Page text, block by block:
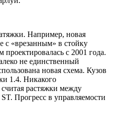
Например, новая
с «врезанным» в стойку
с 2001 года.
не единственный
новая схема. Кузов
1.4. Никакого
растяжки между
Прогресс в управляемости